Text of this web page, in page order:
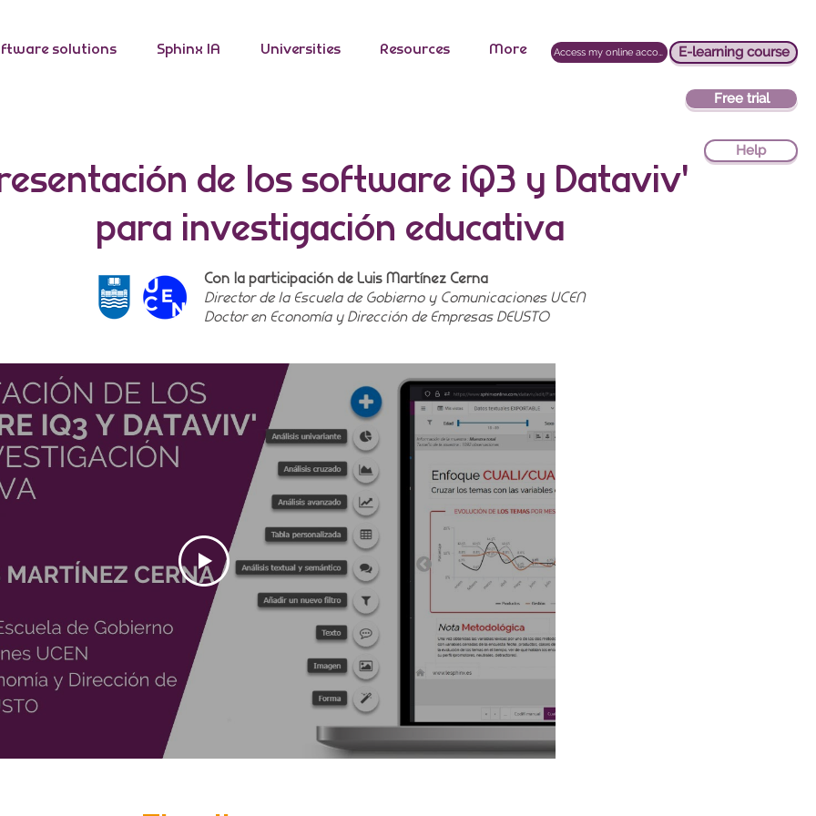
Free trial
Help
E-learning course
solutions Sphinx IA Universities Resources More Access my online account
de los software iQ3 y Dataviv'
para investigación educativa
Con la participación de Luis Martínez Cerna
Director de la Escuela de Gobierno y Comunicaciones UCEN
Doctor en Economía y Dirección de Empresas DEUSTO